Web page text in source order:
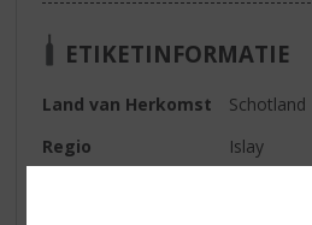
ETIKETINFORMATIE
Land van Herkomst
Schotland
Regio
Islay